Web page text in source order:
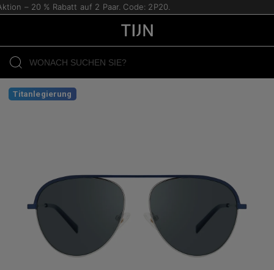
– 20 % Rabatt auf 2 Paar. Code: 2P20.
Titanlegierung